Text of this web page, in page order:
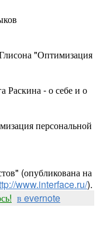
"Оптимизация
Раскина - о себе и о
персональной
(опубликована на
www.interface.ru/).
в evernote